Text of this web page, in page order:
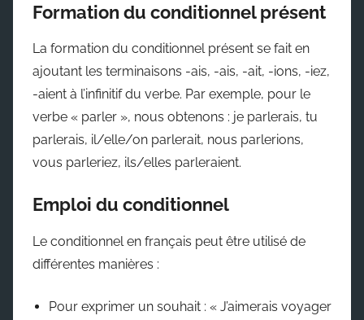
Formation du conditionnel présent
La formation du conditionnel présent se fait en
ajoutant les terminaisons -ais, -ais, -ait, -ions, -iez,
-aient à l’infinitif du verbe. Par exemple, pour le
verbe « parler », nous obtenons : je parlerais, tu
parlerais, il/elle/on parlerait, nous parlerions,
vous parleriez, ils/elles parleraient.
Emploi du conditionnel
Le conditionnel en français peut être utilisé de
différentes manières :
Pour exprimer un souhait : « J’aimerais voyager